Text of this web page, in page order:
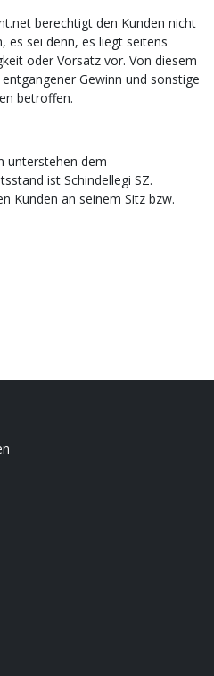
berechtigt den Kunden nicht
es sei denn, es liegt seitens
oder Vorsatz vor. Von diesem
Gewinn und sonstige
betroffen.
unterstehen dem
ist Schindellegi SZ.
Kunden an seinem Sitz bzw.